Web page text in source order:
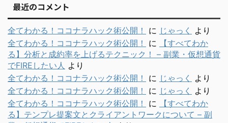
最近のコメント
全てわかる！ココナラハック術公開！ に じゃっく
より
全てわかる！ココナラハック術公開！
に
【すべてわか
る】分析と成約率を上げるテクニック！ – 副業・仮想通貨
でFIREしたい人 より
全てわかる！ココナラハック術公開！
に じゃっく
より
全てわかる！ココナラハック術公開！
に じゃっく
より
全てわかる！ココナラハック術公開！
に
【すべてわか
る】テンプレ提案文とクライアントワークについて – 副